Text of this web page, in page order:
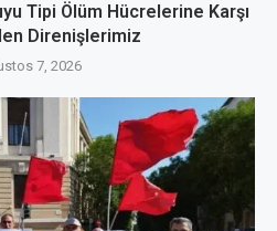
Tipi Ölüm Hücrelerine Karşı
Direnişlerimiz
7, 2026